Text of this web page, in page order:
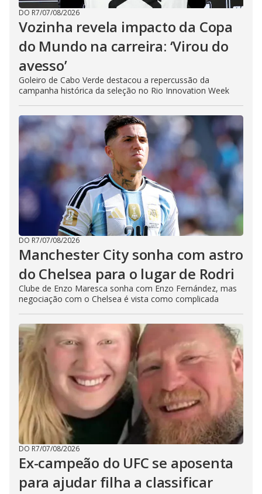
DO R7/07/08/2026
Vozinha revela impacto da Copa
do Mundo na carreira: ‘Virou do
avesso’
Goleiro de Cabo Verde destacou a repercussão da
campanha histórica da seleção no Rio Innovation Week
DO R7/07/08/2026
Manchester City sonha com astro
do Chelsea para o lugar de Rodri
Clube de Enzo Maresca sonha com Enzo Fernández, mas
negociação com o Chelsea é vista como complicada
DO R7/07/08/2026
Ex-campeão do UFC se aposenta
para ajudar filha a classificar